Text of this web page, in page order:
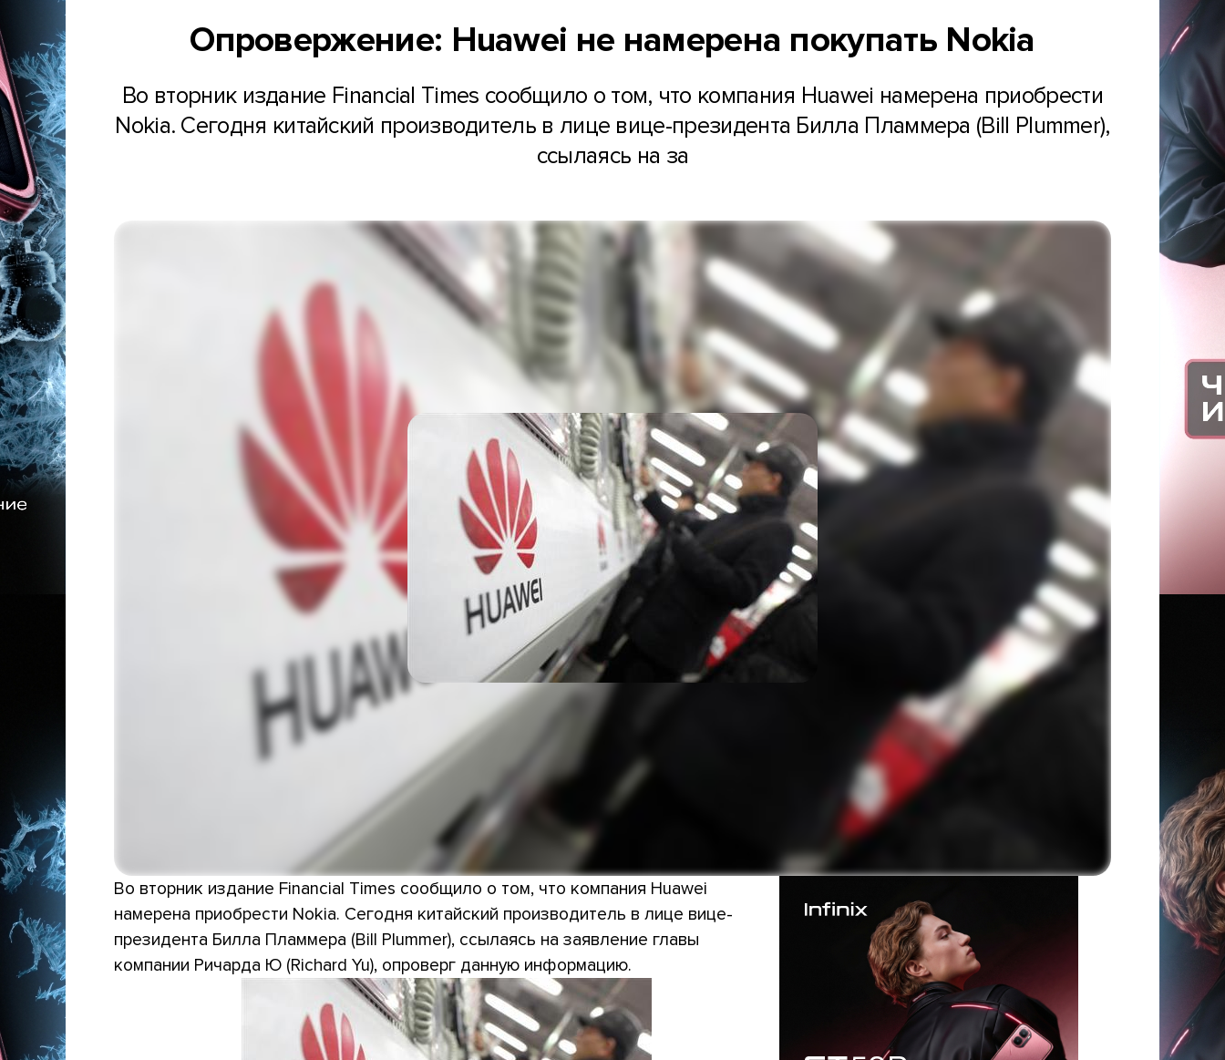
Опровержение: Huawei не намерена покупать Nokia
Во вторник издание Financial Times сообщило о том, что компания Huawei намерена приобрести
Nokia. Сегодня китайский производитель в лице вице-президента Билла Пламмера (Bill Plummer),
ссылаясь на за
Во вторник издание Financial Times сообщило о том, что компания Huawei
намерена приобрести Nokia. Сегодня китайский производитель в лице вице-
президента Билла Пламмера (Bill Plummer), ссылаясь на заявление главы
компании Ричарда Ю (Richard Yu), опроверг данную информацию.